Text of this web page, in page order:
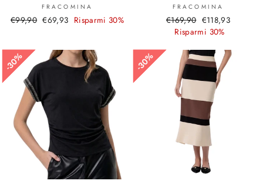
FRACOMINA
Prezzo
€99,90 Prezzo
€69,93 Risparmi 30%
FRACOMINA
Prezzo
€169,90 Prezzo
scontato
€118,93
Risparmi 30%
30%
30% 30%
30%